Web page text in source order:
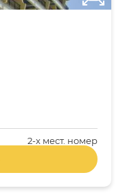
2-x мест. номер